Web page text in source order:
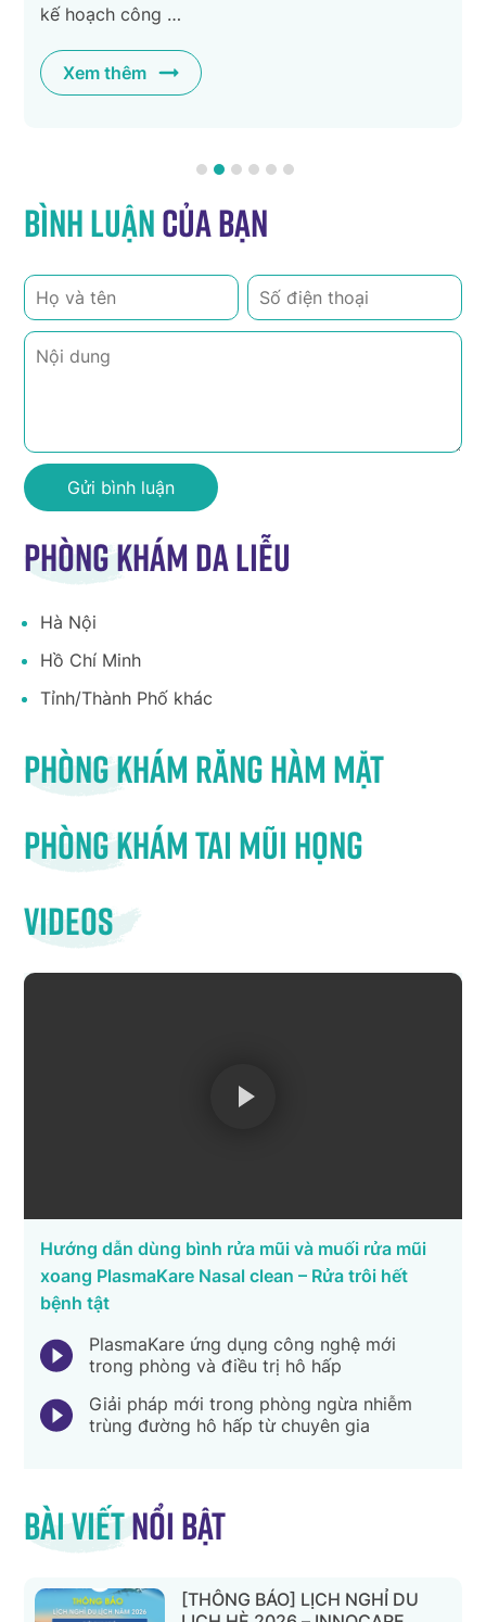
kế hoạch công …
Xem thêm
Bình luậncủa bạn
Phòng khám da liễu
Hà Nội
Hồ Chí Minh
Tỉnh/Thành Phố khác
Phòng khám răng hàm mặt
Phòng khám tai mũi họng
Videos
Hướng dẫn dùng bình rửa mũi và muối rửa mũi
xoang PlasmaKare Nasal clean – Rửa trôi hết
bệnh tật
PlasmaKare ứng dụng công nghệ mới
trong phòng và điều trị hô hấp
Giải pháp mới trong phòng ngừa nhiễm
trùng đường hô hấp từ chuyên gia
Bài viếtnổi bật
[THÔNG BÁO] LỊCH NGHỈ DU